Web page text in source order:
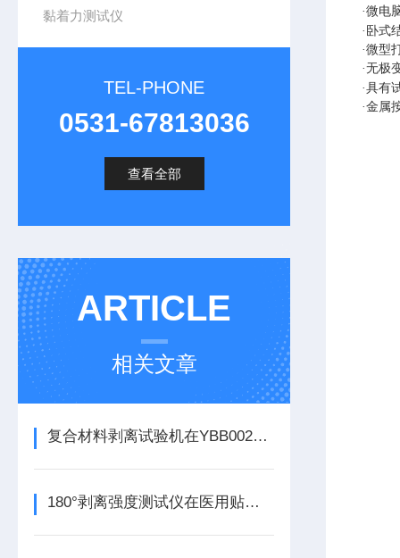
黏着力测试仪
TEL-PHONE
0531-67813036
查看全部
ARTICLE
相关文章
复合材料剥离试验机在YBB00252005药用复合包装检测中的应用方案
180°剥离强度测试仪在医用贴剂黏附性能检测中的应用方案
·微电
·卧式
·微型
·无极
·具有
·金属